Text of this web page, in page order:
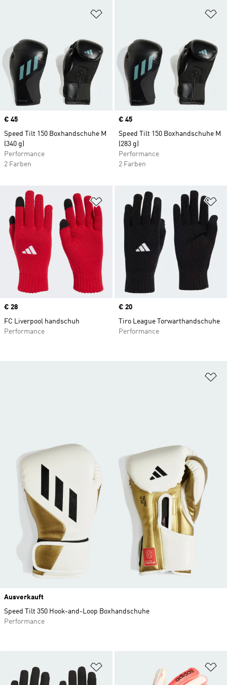
Price
€ 45
Speed Tilt 150 Boxhandschuhe M
(340 g)
Performance
2 Farben
Price
€ 45
Speed Tilt 150 Boxhandschuhe M
(283 g)
Performance
2 Farben
Zur Wunschliste hinzufügen
Price
€ 28
FC Liverpool handschuh
Performance
Price
€ 20
Tiro League Torwarthandschuhe
Performance
Ausverkauft
Speed Tilt 350 Hook-and-Loop Boxhandschuhe
Performance